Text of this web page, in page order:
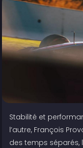
Stabilité et
l’autre, François
des temps séparés,